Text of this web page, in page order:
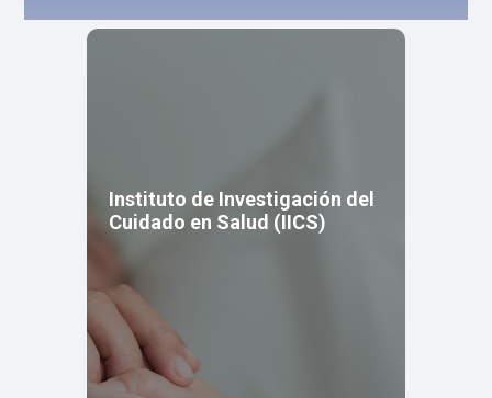
Instituto de Investigación del
Cuidado en Salud (IICS)